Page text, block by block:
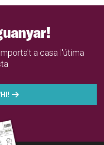
a casa l'útima